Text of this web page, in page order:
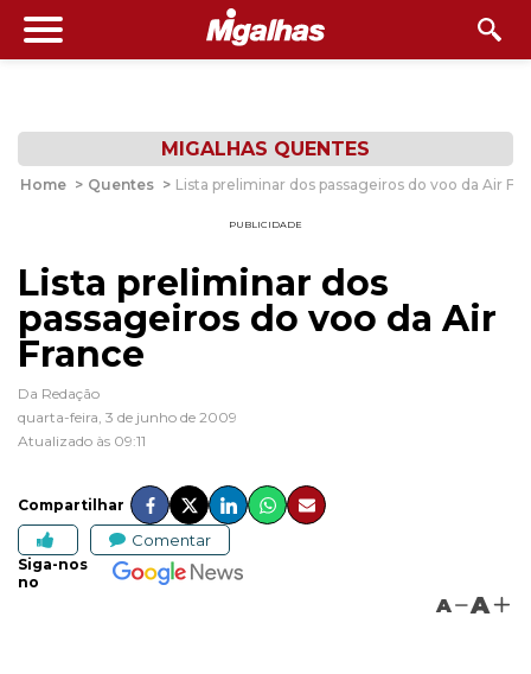
MIGALHAS QUENTES
Home > Quentes > Lista preliminar dos passageiros do voo da Air
PUBLICIDADE
Lista preliminar dos
passageiros do voo da Air
France
Da Redação
quarta-feira, 3 de junho de 2009
Atualizado às 09:11
Compartilhar
Comentar
Siga-nos
no
A A